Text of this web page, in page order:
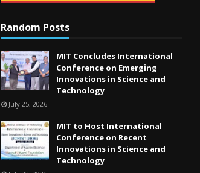
Random Posts
MIT Concludes International
Conference on Emerging
Innovations in Science and
Technology
July 25, 2026
MIT to Host International
Conference on Recent
Innovations in Science and
Technology